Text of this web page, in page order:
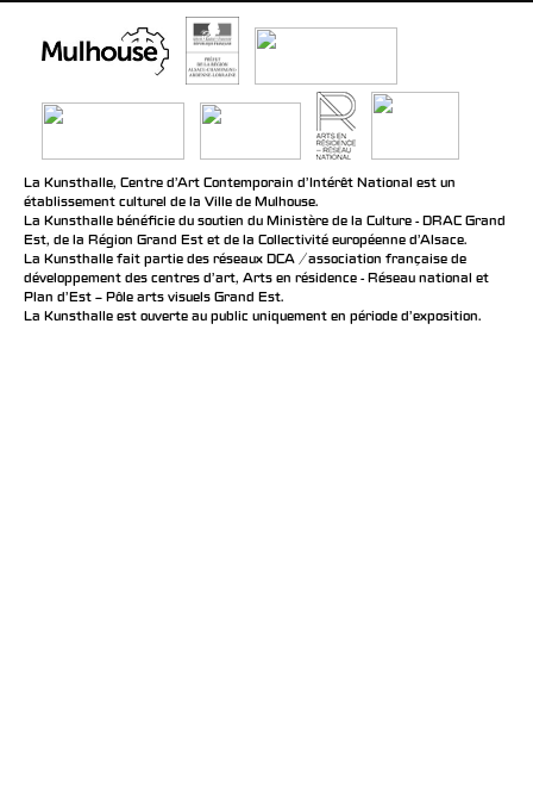
La Kunsthalle, Centre d’Art Contemporain d’Intérêt National est un
établissement culturel de la Ville de Mulhouse.
La Kunsthalle bénéficie du soutien du Ministère de la Culture - DRAC Grand
Est, de la Région Grand Est et de la Collectivité européenne d’Alsace.
La Kunsthalle fait partie des réseaux DCA / association française de
développement des centres d'art, Arts en résidence - Réseau national et
Plan d’Est – Pôle arts visuels Grand Est.
La Kunsthalle est ouverte au public uniquement en période d'exposition.